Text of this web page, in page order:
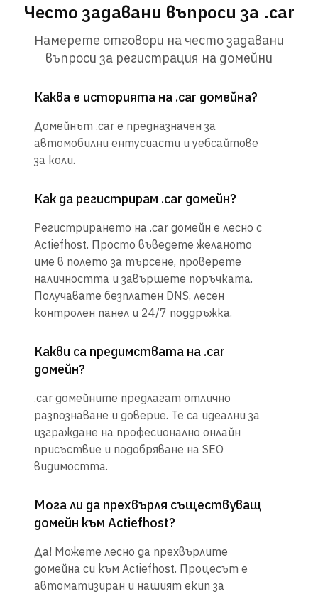
Често задавани въпроси за .car
Намерете отговори на често задавани
въпроси за регистрация на домейни
Каква е историята на .car домейна?
Домейнът .car е предназначен за
автомобилни ентусиасти и уебсайтове
за коли.
Как да регистрирам .car домейн?
Регистрирането на .car домейн е лесно с
Actiefhost. Просто въведете желаното
име в полето за търсене, проверете
наличността и завършете поръчката.
Получавате безплатен DNS, лесен
контролен панел и 24/7 поддръжка.
Какви са предимствата на .car
домейн?
.car домейните предлагат отлично
разпознаване и доверие. Те са идеални за
изграждане на професионално онлайн
присъствие и подобряване на SEO
видимостта.
Мога ли да прехвърля съществуващ
домейн към Actiefhost?
Да! Можете лесно да прехвърлите
домейна си към Actiefhost. Процесът е
автоматизиран и нашият екип за